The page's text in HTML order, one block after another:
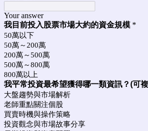
Your answer
我目前投入股票市場大約的資金規模 *
50萬以下
50萬～200萬
200萬～500萬
500萬～800萬
800萬以上
我平常投資最希望獲得哪一類資訊？(可
大盤趨勢與市場解析
老師重點關注個股
買賣時機與操作策略
投資觀念與市場故事分享